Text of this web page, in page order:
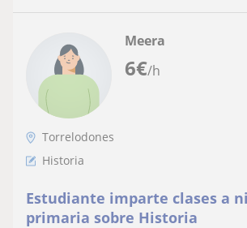
6€/h
Meera
Torrelodones
Historia
Estudiante imparte clases a
primaria sobre Historia